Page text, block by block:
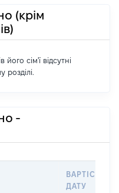
(крім
сім'ї відсутні
розділі.
-
ВАРТІСТЬ НА
ДАТУ